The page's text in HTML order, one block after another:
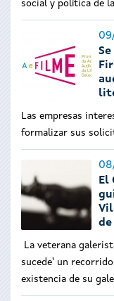
social y política de
Las empresas
formalizar sus
El
de
La veterana
sucede' un
existencia de su